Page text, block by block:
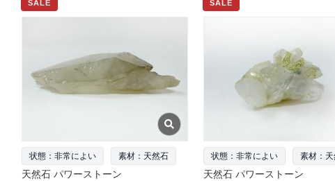
SALE
状態：非常によい 素材：天然石
天然石 パワーストーン
SALE
状態：非常によい 素材：
天然石 パワーストーン